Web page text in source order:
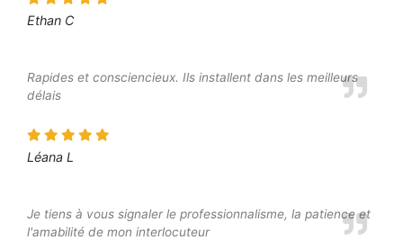
Ethan C
Rapides et consciencieux. Ils installent dans les meilleurs
délais
Léana L
Je tiens à vous signaler le professionnalisme, la patience et
l'amabilité de mon interlocuteur